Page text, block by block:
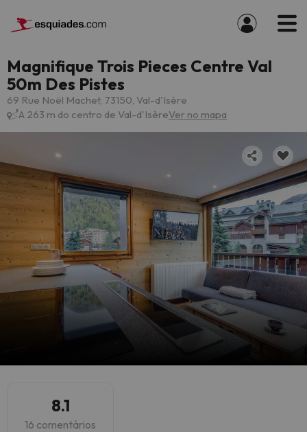
Magnifique Trois Pieces Centre Val
50m Des Pistes
69 Rue Noël Machet, 73150, Val-d'Isère
A 263 m do centro de Val-d'IsèreVer no mapa
8.1
16 comentários